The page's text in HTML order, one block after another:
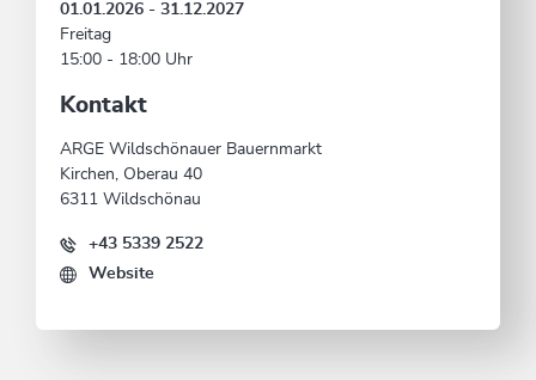
01.01.2026 - 31.12.2027
Freitag
15:00 - 18:00 Uhr
Kontakt
ARGE Wildschönauer Bauernmarkt
Kirchen, Oberau 40
6311 Wildschönau
+43 5339 2522
Website